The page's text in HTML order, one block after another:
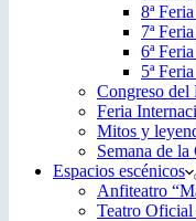
8ª
7ª
6ª
5ª
Congreso
Feria
Mitos y
Semana de
Espacios escénicos
Anfiteatro
Teatro Oficial